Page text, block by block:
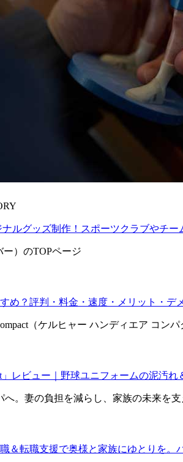
ルグッズ制作！スポーツクラブやチ
め？評判・料金・速度・メリット・デ
」レビュー｜野球ユニフォームの泥汚
＆転職支援で奥様と家族にゆとりを。